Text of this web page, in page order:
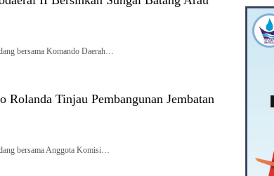
bersama Komando Daerah…
Rolanda Tinjau Pembangunan Jembatan
bersama Anggota Komisi…